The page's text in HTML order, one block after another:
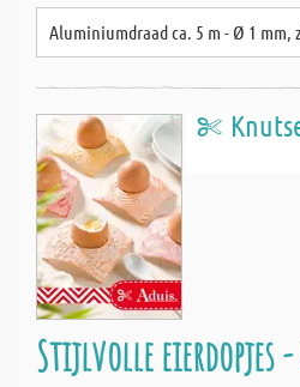
Aluminiumdraad ca. 5 m - Ø 1 mm,
Stijlvolle eierdopjes